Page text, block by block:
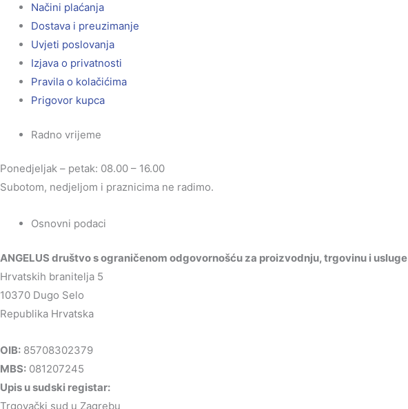
Načini plaćanja
Dostava i preuzimanje
Uvjeti poslovanja
Izjava o privatnosti
Pravila o kolačićima
Prigovor kupca
Radno vrijeme
Ponedjeljak – petak: 08.00 – 16.00
Subotom, nedjeljom i praznicima ne radimo.
Osnovni podaci
ANGELUS društvo s ograničenom odgovornošću za proizvodnju, trgovinu i usluge
Hrvatskih branitelja 5
10370 Dugo Selo
Republika Hrvatska
OIB: 85708302379
MBS: 081207245
Upis u sudski registar:
Trgovački sud u Zagrebu